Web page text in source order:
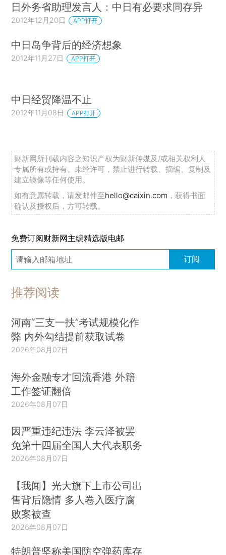
日外务省助理发言人：中日有必要求同存异
2012年12月20日 APP打开
中日岛争背后的经济想象
2012年11月27日 APP打开
中日经贸降温不止
2012年11月08日 APP打开
财新网所刊载内容之知识产权为财新传媒及/或相关权利人
专属所有或持有。未经许可，禁止进行转载、摘编、复制及
建立镜像等任何使用。
如有意愿转载，请发邮件至hello@caixin.com ，获得书面
确认及授权后，方可转载。
免费订阅财新网主编精选版电邮
订阅
推荐阅读
河南“三支一扶”考试规模化作
弊 内外勾结提前获取试卷
2026年08月07日
海外金融专才回流香港 外籍
工作签证翻倍
2026年08月07日
因严重违纪违法 李云泽被罢
免第十四届全国人大代表职务
2026年08月07日
【我闻】光大旗下上市公司出
售背后隐情 多人卷入医疗腐
败案被查
2026年08月07日
特朗普坚称美国防空弹药库存